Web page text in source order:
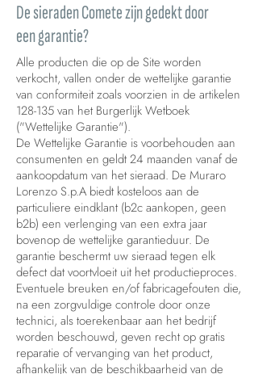
De sieraden Comete zijn gedekt door
een garantie?
Alle producten die op de Site worden
verkocht, vallen onder de wettelijke garantie
van conformiteit zoals voorzien in de artikelen
128-135 van het Burgerlijk Wetboek
("Wettelijke Garantie").
De Wettelijke Garantie is voorbehouden aan
consumenten en geldt 24 maanden vanaf de
aankoopdatum van het sieraad. De Muraro
Lorenzo S.p.A biedt kosteloos aan de
particuliere eindklant (b2c aankopen, geen
b2b) een verlenging van een extra jaar
bovenop de wettelijke garantieduur. De
garantie beschermt uw sieraad tegen elk
defect dat voortvloeit uit het productieproces.
Eventuele breuken en/of fabricagefouten die,
na een zorgvuldige controle door onze
technici, als toerekenbaar aan het bedrijf
worden beschouwd, geven recht op gratis
reparatie of vervanging van het product,
afhankelijk van de beschikbaarheid van de